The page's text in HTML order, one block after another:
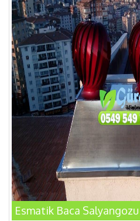
Esmatik Baca Salyangozu